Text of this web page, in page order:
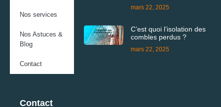
Nos services
Nos Astuces &
Blog
Contact
mars 22, 2025
C’est quoi l’isolation des
combles perdus ?
mars 22, 2025
Contact